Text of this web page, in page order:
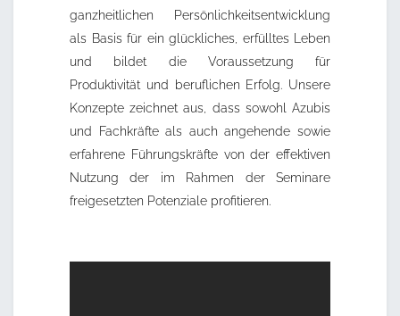
ganzheitlichen Persönlichkeitsentwicklung
als Basis für ein glückliches, erfülltes Leben
und bildet die Voraussetzung für
Produktivität und beruflichen Erfolg. Unsere
Konzepte zeichnet aus, dass sowohl Azubis
und Fachkräfte als auch angehende sowie
erfahrene Führungskräfte von der effektiven
Nutzung der im Rahmen der Seminare
freigesetzten Potenziale profitieren.